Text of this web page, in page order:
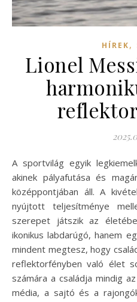
HÍREK,
Lionel
A sportvilág egyik legkiemelkedőbb alakja Lionel Messi,
akinek pályafutása és
középpontjában áll. A
nyújtott teljesítménye
szerepet játszik az
ikonikus labdarúgó, hanem
mindent megtesz, hogy
reflektorfényben való élet
számára a családja mindig
média, a sajtó és a